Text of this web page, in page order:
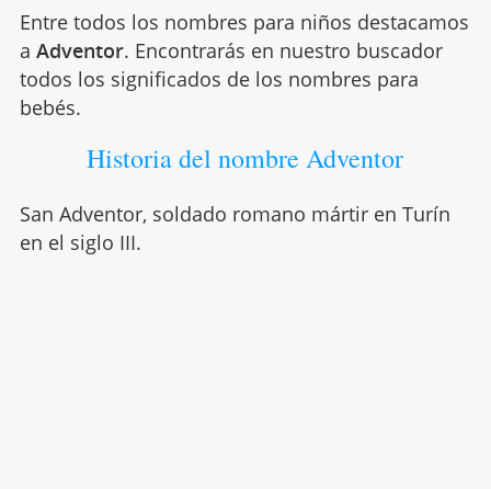
Entre todos los nombres para niños destacamos
a Adventor. Encontrarás en nuestro buscador
todos los significados de los nombres para
bebés.
Historia del nombre Adventor
San Adventor, soldado romano mártir en Turín
en el siglo III.